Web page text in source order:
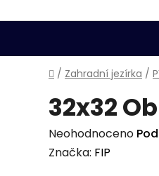
Domů
/ Zahradní jezírka /
32x32
Průměrné
hodnocení
Neohodnoceno
Značka: FIP